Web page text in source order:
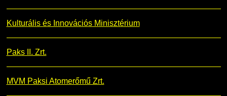
Kulturális és Innovációs Minisztérium
Paks II. Zrt.
MVM Paksi Atomerőmű Zrt.